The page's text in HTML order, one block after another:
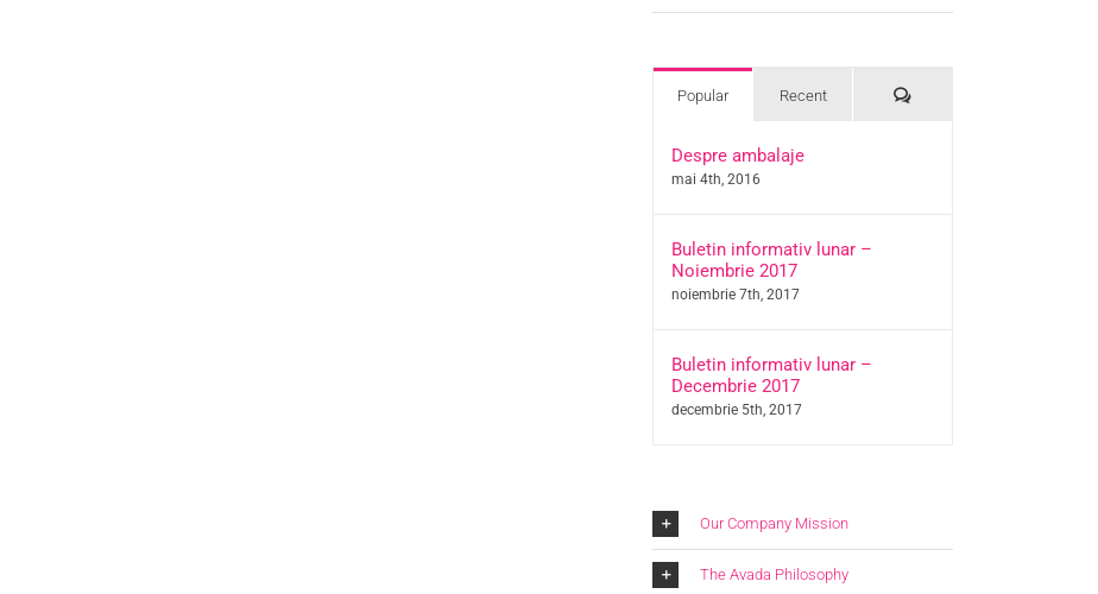
Popular Recent Comments
Despre ambalaje
mai 4th, 2016
Buletin informativ lunar –
Noiembrie 2017
noiembrie 7th, 2017
Buletin informativ lunar –
Decembrie 2017
decembrie 5th, 2017
Our Company Mission
The Avada Philosophy